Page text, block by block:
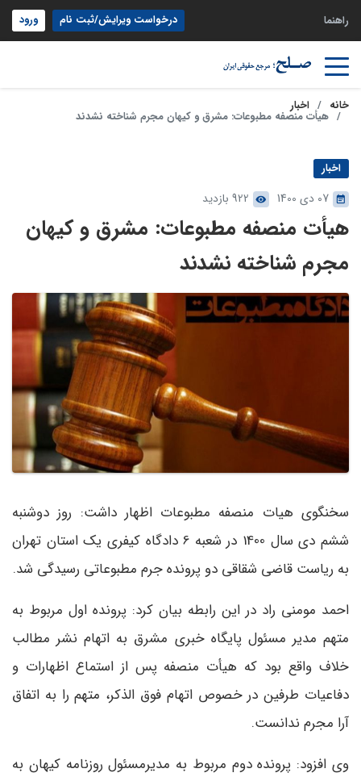
راهنما درخواست ویرایش/ثبت نام ورود
خانه اخبار
هیأت منصفه مطبوعات: مشرق و کیهان مجرم شناخته نشدند
اخبار
07 دی 1400 922 بازدید
هیأت منصفه مطبوعات: مشرق و کیهان
مجرم شناخته نشدند
سخنگوی هیات منصفه مطبوعات اظهار داشت: روز دوشنبه
ششم دی سال 1400 در شعبه 6 دادگاه کیفری یک استان تهران
به ریاست قاضی شقاقی دو پرونده جرم مطبوعاتی رسیدگی شد.
احمد مومنی راد در این رابطه بیان کرد: پرونده اول مربوط به
متهم مدیر مسئول پایگاه خبری مشرق به اتهام نشر مطالب
خلاف واقع بود که هیأت منصفه پس از استماع اظهارات و
دفاعیات طرفین در خصوص اتهام فوق الذکر، متهم را به اتفاق
آرا مجرم ندانست.
وی افزود: پرونده دوم مربوط به مدیرمسئول روزنامه کیهان به